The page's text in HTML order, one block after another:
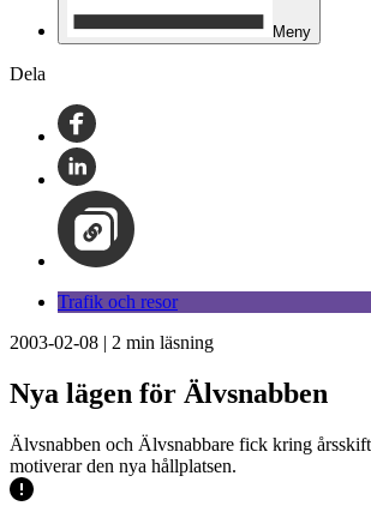
Meny
Dela
Trafik och resor
2003-02-08 | 2 min läsning
Nya lägen för Älvsnabben
Älvsnabben och Älvsnabbare fick kring
motiverar den nya hållplatsen.